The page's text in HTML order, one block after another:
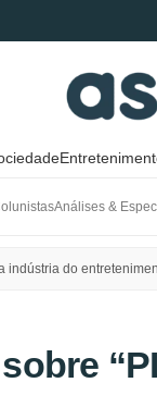
Análises &
indústria do